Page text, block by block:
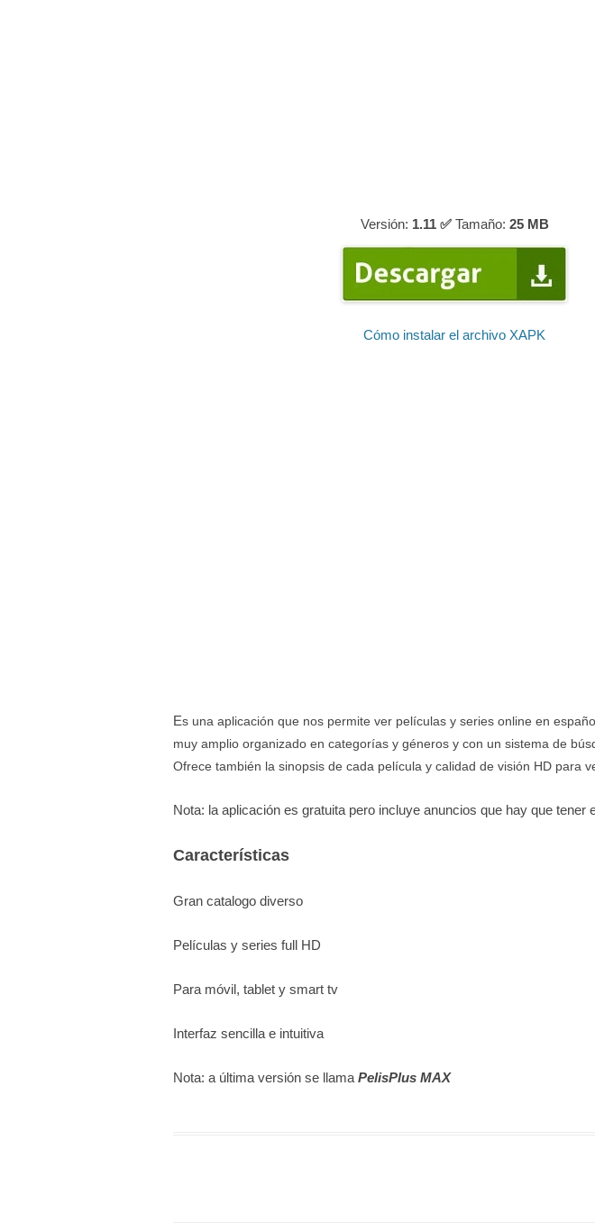
Versión: 1.11 ✅ Tamaño: 25 MB
Cómo instalar el archivo XAPK
Es una aplicación que nos permite ver películas y series online en
muy amplio organizado en categorías y géneros y con un sistema de
Ofrece también la sinopsis de cada película y calidad de visión HD para
Nota: la aplicación es gratuita pero incluye anuncios que hay que tener
Características
Gran catalogo diverso
Películas y series full HD
Para móvil, tablet y smart tv
Interfaz sencilla e intuitiva
Nota: a última versión se llama PelisPlus MAX